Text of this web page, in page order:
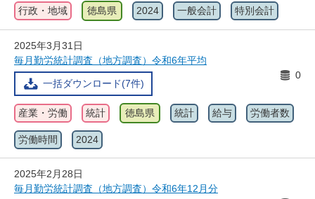
行政・地域 徳島県 2024 一般会計 特別会計
2025年3月31日
毎月勤労統計調査（地方調査）令和6年平均
一括ダウンロード(7件)
0
産業・労働 統計 徳島県 統計 給与 労働者数
労働時間 2024
2025年2月28日
毎月勤労統計調査（地方調査）令和6年12月分